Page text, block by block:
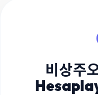
비상주